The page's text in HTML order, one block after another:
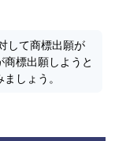
して商標出願が
標出願しようと
しょう。